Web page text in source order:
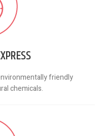
friendly
chemicals.